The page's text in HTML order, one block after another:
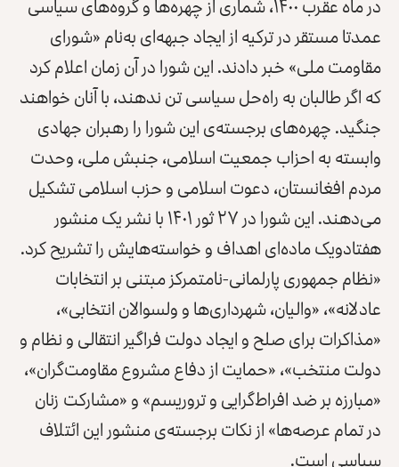
عمدتا مستقر در ترکیه از ایجاد جبهه‌ای به‌نام«شورای
مقاومت ملی»خبر دادند. این شورا در آن زمان اعلام کرد
که اگر طالبان به راه‌حل سیاسی تن ندهند، با آنان خواهند
جنگید. چهره‌های برجسته‌ی این شورا را رهبران جهادی
وابسته به احزاب جمعیت اسلامی، جنبش ملی، وحدت
مردم افغانستان، دعوت اسلامی و حزب اسلامی تشکیل
می‌دهند. این شورا در ۲۷ ثور ۱۴۰۱ با نشر یک منشور
هفتادویک ماده‌ای اهداف و خواسته‌هایش را تشریح کرد.
«نظام جمهوری پارلمانی-نامتمرکز مبتنی بر انتخابات
عادلانه»، «والیان، شهرداری‌ها و ولسوالان انتخابی»،
«مذاکرات برای صلح و ایجاد دولت فراگیر انتقالی و نظام و
دولت منتخب»، «حمایت از دفاع مشروع مقاومت‌گران»،
«مبارزه بر ضد افراط‌گرایی و تروریسم» و «مشارکت زنان
در تمام عرصه‌ها» از نکات برجسته‌ی منشور این ائتلاف
سیاسی است.